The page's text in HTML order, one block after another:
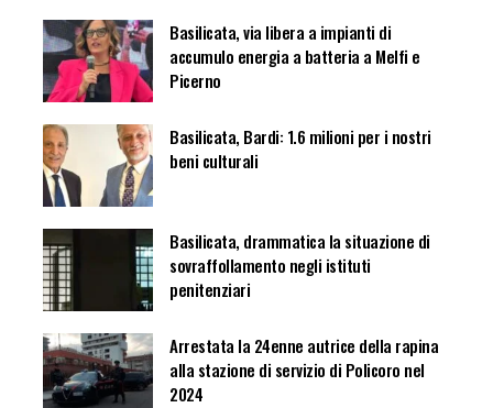
Basilicata, via libera a impianti di
accumulo energia a batteria a Melfi e
Picerno
Basilicata, Bardi: 1.6 milioni per i nostri
beni culturali
Basilicata, drammatica la situazione di
sovraffollamento negli istituti
penitenziari
Arrestata la 24enne autrice della rapina
alla stazione di servizio di Policoro nel
2024